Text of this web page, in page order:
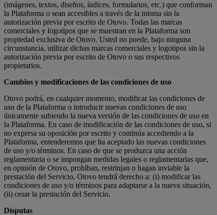
(imágenes, textos, diseños, índices, formularios, etc.) que conforman
la Plataforma o sean accesibles a través de la misma sin la
autorización previa por escrito de Otovo. Todas las marcas
comerciales y logotipos que se muestran en la Plataforma son
propiedad exclusiva de Otovo. Usted no puede, bajo ninguna
circunstancia, utilizar dichas marcas comerciales y logotipos sin la
autorización previa por escrito de Otovo o sus respectivos
propietarios.
Cambios y modificaciones de las condiciones de uso
Otovo podrá, en cualquier momento, modificar las condiciones de
uso de la Plataforma o introducir nuevas condiciones de uso
únicamente subiendo la nueva versión de las condiciones de uso en
la Plataforma. En caso de modificación de las condiciones de uso, si
no expresa su oposición por escrito y continúa accediendo a la
Plataforma, entenderemos que ha aceptado las nuevas condiciones
de uso y/o términos. En caso de que se produzca una acción
reglamentaria o se impongan medidas legales o reglamentarias que,
en opinión de Otovo, prohíban, restrinjan o hagan inviable la
prestación del Servicio, Otovo tendrá derecho a: (i) modificar las
condiciones de uso y/o términos para adaptarse a la nueva situación,
(ii) cesar la prestación del Servicio.
Disputas